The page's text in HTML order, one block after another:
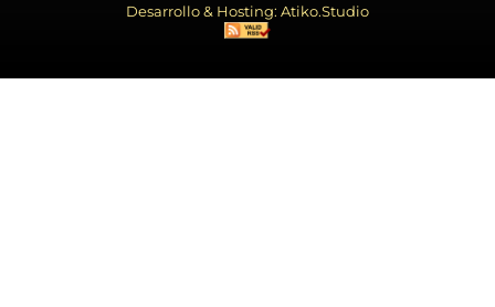
Desarrollo & Hosting: Atiko.Studio